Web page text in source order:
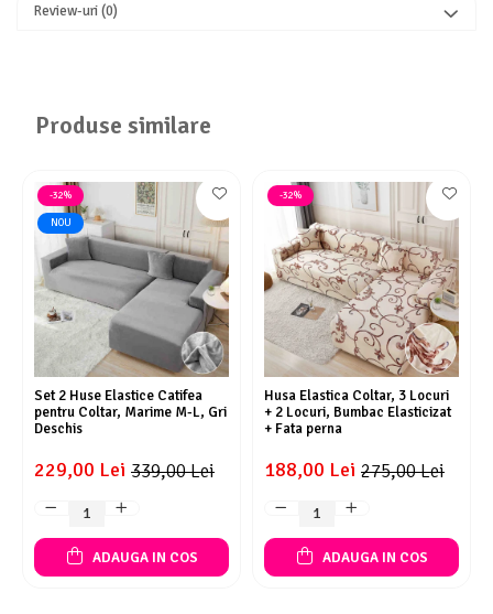
Review-uri(0)
Produse similare
-32%
NOU
Set 2 Huse Elastice Catifea
pentru Coltar, Marime M-L, Gri
Deschis
339,00 Lei
229,00 Lei
ADAUGA IN COS
-32%
Husa Elastica Coltar, 3 Locuri
+ 2 Locuri, Bumbac Elasticizat
+ Fata perna
275,00 Lei
188,00 Lei
ADAUGA IN COS